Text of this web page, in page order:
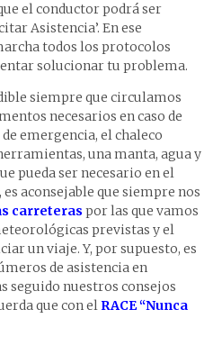
el conductor podrá ser
Asistencia’. En ese
todos los protocolos
solucionar tu problema.
siempre que circulamos
necesarios en caso de
emergencia, el chaleco
una manta, agua y
pueda ser necesario en el
aconsejable que siempre nos
carreteras por las que vamos
previstas y el
un viaje. Y, por supuesto, es
de asistencia en
seguido nuestros consejos
que con el RACE “Nunca